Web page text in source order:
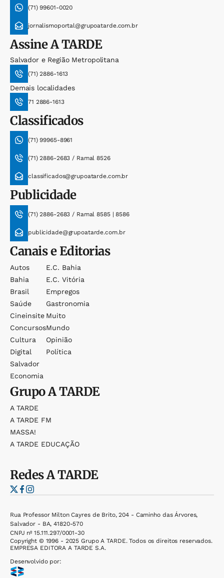
(71) 99601-0020
jornalismoportal@grupoatarde.com.br
AssineA TARDE
Salvador e Região Metropolitana
(71) 2886-1613
Demais localidades
71 2886-1613
Classificados
(71) 99965-8961
(71) 2886-2683 / Ramal 8526
classificados@grupoatarde.com.br
Publicidade
(71) 2886-2683 / Ramal 8585 | 8586
publicidade@grupoatarde.com.br
Canais e Editorias
Autos
Bahia
Brasil
Saúde
Cineinsite
Concursos
Cultura
Digital
Salvador
Economia
E.c. Bahia
E.c. Vitória
Empregos
Gastronomia
Muito
Mundo
Opinião
Política
GrupoA TARDE
A TARDE
A TARDE FM
MASSA!
A TARDE EDUCAÇÃO
RedesA TARDE
Rua Professor Milton Cayres de Brito, 204 - Caminho das Árvores,
Salvador - BA, 41820-570
CNPJ nº 15.111.297/0001-30
Copyright © 1996 - 2025 Grupo A TARDE. Todos os direitos reservados.
EMPRESA EDITORA A TARDE S.A.
Desenvolvido por: